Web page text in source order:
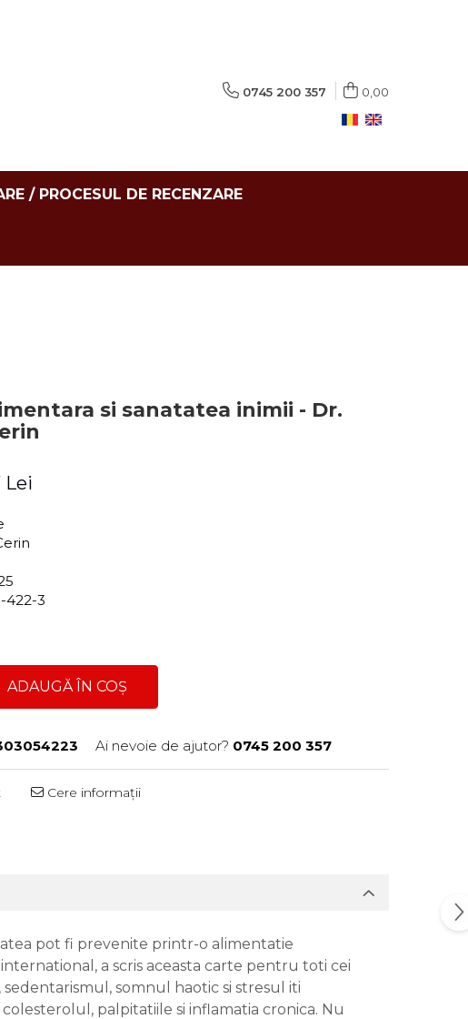
0745 200 357 0,00
/ PROCESUL DE RECENZARE
si sanatatea inimii - Dr.
Lei
422-3
ADAUGĂ ÎN COȘ
Ai nevoie de ajutor? 0745 200 357
Cere informații
pot fi prevenite printr-o alimentatie
a scris aceasta carte pentru toti cei
somnul haotic si stresul iti
palpitatiile si inflamatia cronica. Nu